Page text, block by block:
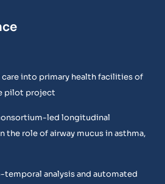
into primary health facilities of
pilot project
led longitudinal
the role of airway mucus in asthma,
analysis and automated